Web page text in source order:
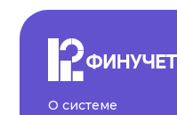
О системе